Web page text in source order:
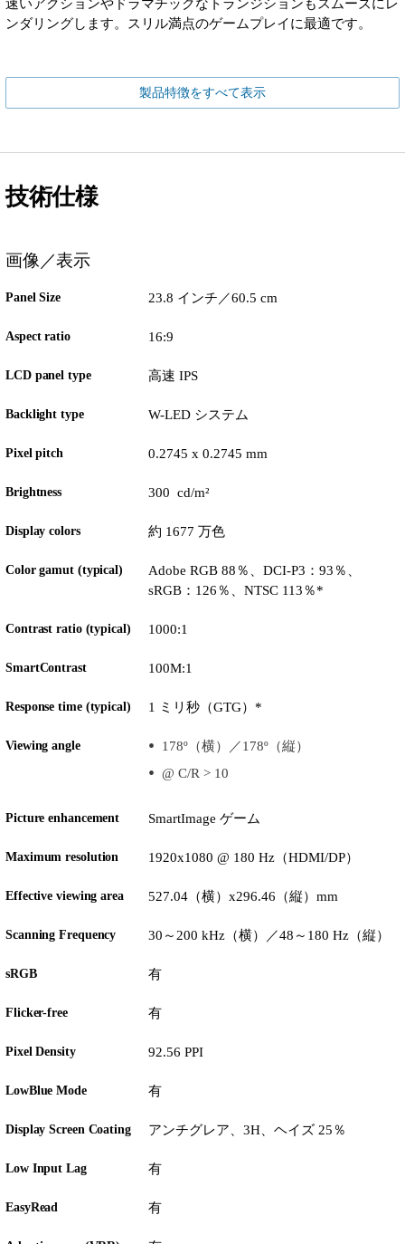
速いアクションやドラマチックなトランジションもスムーズにレ
ンダリングします。スリル満点のゲームプレイに最適です。
製品特徴をすべて表示
技術仕様
画像／表示
Panel Size 23.8 インチ／60.5 cm
Aspect ratio 16:9
LCD panel type 高速 IPS
Backlight type W-LED システム
Pixel pitch 0.2745 x 0.2745 mm
Brightness 300 cd/m²
Display colors 約 1677 万色
Color gamut (typical)
Adobe RGB 88％、DCI-P3：93％、
sRGB：126％、NTSC 113％*
Contrast ratio (typical) 1000:1
SmartContrast 100M:1
Response time (typical) 1 ミリ秒（GTG）*
Viewing angle
178º（横）／178º（縦）
@ C/R > 10
Picture enhancement SmartImage ゲーム
Maximum resolution 1920x1080 @ 180 Hz（HDMI/DP）
Effective viewing area 527.04（横）x296.46（縦）mm
Scanning Frequency 30～200 kHz（横）／48～180 Hz（縦）
sRGB 有
Flicker-free 有
Pixel Density 92.56 PPI
LowBlue Mode 有
Display Screen Coating アンチグレア、3H、ヘイズ 25％
Low Input Lag 有
EasyRead 有